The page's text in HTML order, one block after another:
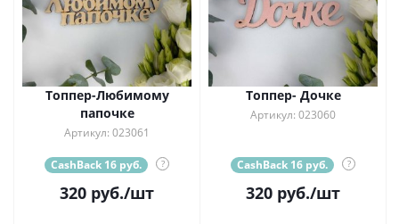
Топпер-Любимому
папочке
Артикул: 023061
CashBack 16 руб. ?
320 руб./шт
Топпер- Дочке
Артикул: 023060
CashBack 16 руб. ?
320 руб./шт